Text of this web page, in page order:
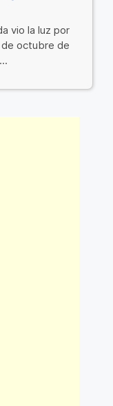
vio la luz por
octubre de